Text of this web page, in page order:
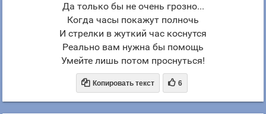
Да только бы не очень грозно...
Когда часы покажут полночь
И стрелки в жуткий час коснутся
Реально вам нужна бы помощь
Умейте лишь потом проснуться!
 Копировать текст  6